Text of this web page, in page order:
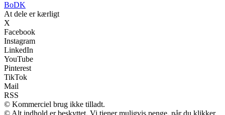
BoDK
At dele er kærligt
X
Facebook
Instagram
LinkedIn
YouTube
Pinterest
TikTok
Mail
RSS
© Kommerciel brug ikke tilladt.